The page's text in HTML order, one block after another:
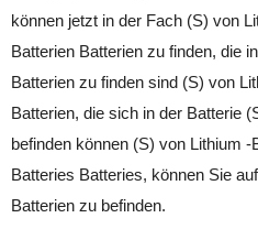
können jetzt in der Fach (S) von
Batterien Batterien zu finden, die
Batterien zu finden sind (S) von
Batterien, die sich in der Batterie
befinden können (S) von Lithium
Batteries Batteries, können Sie
Batterien zu befinden.